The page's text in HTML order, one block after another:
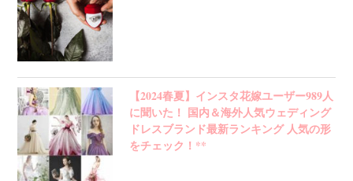
【2024春夏】インスタ花嫁ユーザー989人
に聞いた！ 国内＆海外人気ウェディング
ドレスブランド最新ランキング 人気の形
をチェック！**